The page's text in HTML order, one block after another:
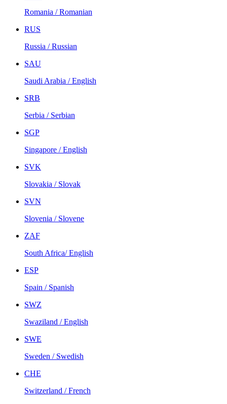
Romania / Romanian
RUS
Russia / Russian
SAU
Saudi Arabia / English
SRB
Serbia / Serbian
SGP
Singapore / English
SVK
Slovakia / Slovak
SVN
Slovenia / Slovene
ZAF
South Africa/ English
ESP
Spain / Spanish
SWZ
Swaziland / English
SWE
Sweden / Swedish
CHE
Switzerland / French